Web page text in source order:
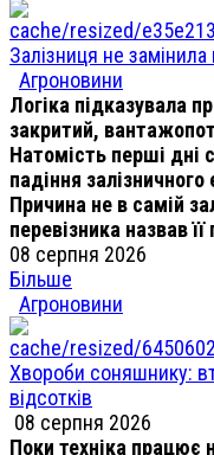
Залізниця не
Агроновини
Логіка підказувала
закритий,
Натомість перші дні
падіння
Причина не в самій
перевізника назвав
08 серпня 2026
Більше
Агроновини
Хвороби соняшнику:
відсотків
08 серпня 2026
Поки техніка працює